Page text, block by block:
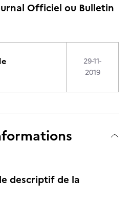
Officiel ou Bulletin
29-11-
2019
descriptif de la